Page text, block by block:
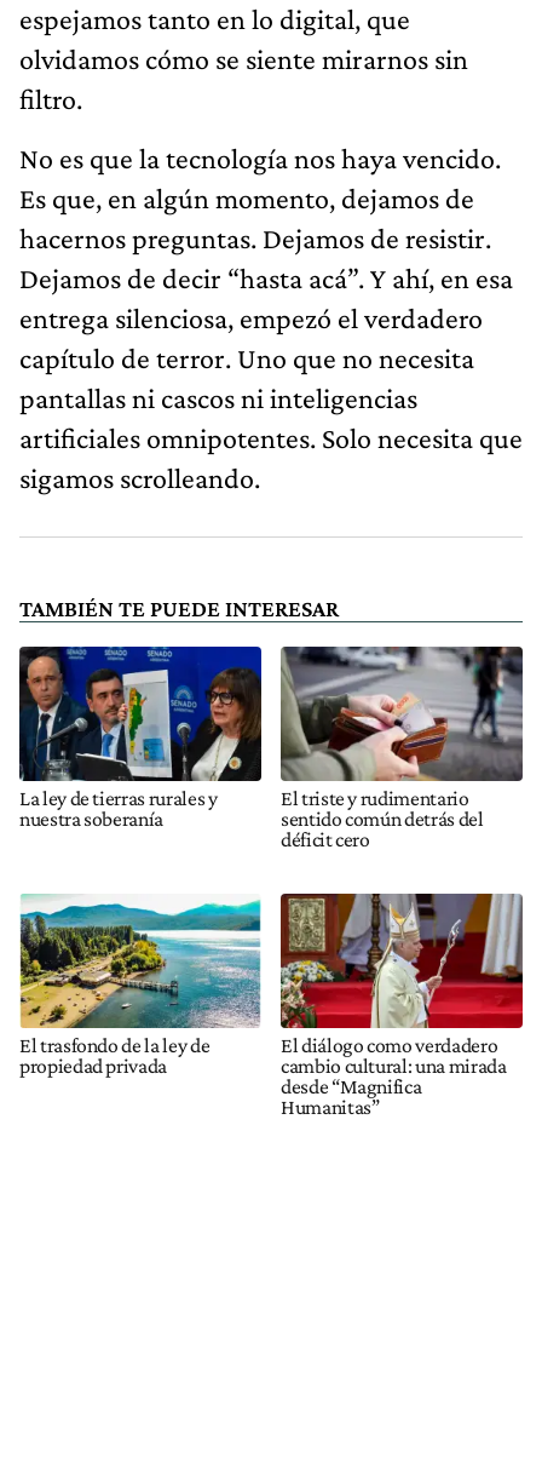
espejamos tanto en lo digital, que
olvidamos cómo se siente mirarnos sin
filtro.
No es que la tecnología nos haya vencido.
Es que, en algún momento, dejamos de
hacernos preguntas. Dejamos de resistir.
Dejamos de decir “hasta acá”. Y ahí, en esa
entrega silenciosa, empezó el verdadero
capítulo de terror. Uno que no necesita
pantallas ni cascos ni inteligencias
artificiales omnipotentes. Solo necesita que
sigamos scrolleando.
TAMBIÉN TE PUEDE INTERESAR
La ley de tierras rurales y
nuestra soberanía
El triste y rudimentario
sentido común detrás del
déficit cero
El trasfondo de la ley de
propiedad privada
El diálogo como verdadero
cambio cultural: una mirada
desde “Magnifica
Humanitas”